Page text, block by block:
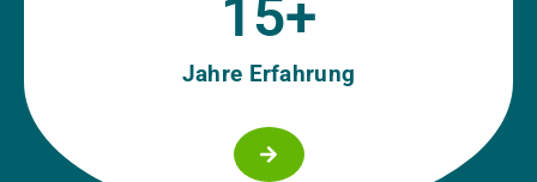
Jahre Erfahrung
15+